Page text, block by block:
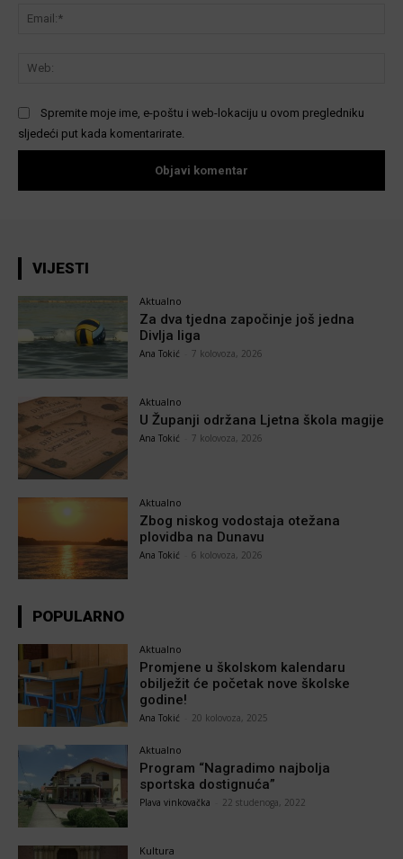
Spremite moje ime, e-poštu i web-lokaciju u ovom pregledniku
sljedeći put kada komentarirate.
VIJESTI
Aktualno
Za dva tjedna započinje još jedna
Divlja liga
Ana Tokić 7 kolovoza, 2026
Aktualno
U Županji održana Ljetna škola magije
Ana Tokić 7 kolovoza, 2026
Aktualno
Zbog niskog vodostaja otežana
plovidba na Dunavu
Ana Tokić 6 kolovoza, 2026
POPULARNO
Aktualno
Promjene u školskom kalendaru
obilježit će početak nove školske
godine!
Ana Tokić 20 kolovoza, 2025
Aktualno
Program “Nagradimo najbolja
sportska dostignuća”
Plava vinkovačka 22 studenoga, 2022
Kultura